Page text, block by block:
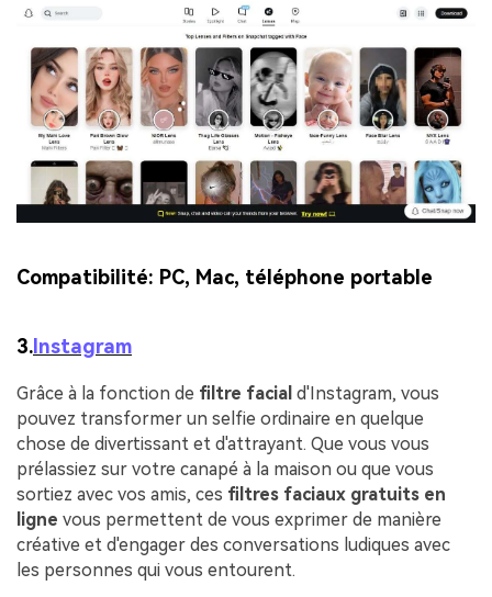
Compatibilité: PC, Mac, téléphone portable
3.Instagram
Grâce à la fonction de filtre facial d'Instagram, vous
pouvez transformer un selfie ordinaire en quelque
chose de divertissant et d'attrayant. Que vous vous
prélassiez sur votre canapé à la maison ou que vous
sortiez avec vos amis, ces filtres faciaux gratuits en
ligne vous permettent de vous exprimer de manière
créative et d'engager des conversations ludiques avec
les personnes qui vous entourent.